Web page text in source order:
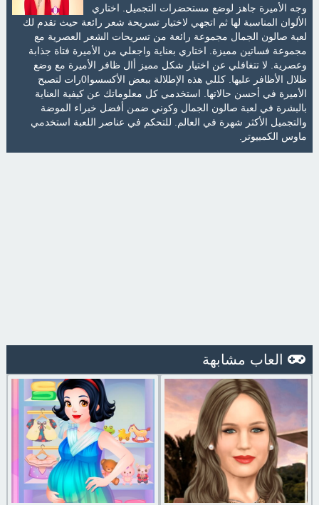
وجه الأميرة جاهز لوضع مستحضرات التجميل. اختاري
الألوان المناسبة لها ثم اتجهي لاختيار تسريحة شعر رائعة حيث تقدم لك
لعبة صالون الجمال مجموعة رائعة من تسريحات الشعر العصرية مع
مجموعة فساتين مميزة. اختاري بعناية واجعلي من الأميرة فتاة جذابة
وعصرية. لا تتغافلي عن اختيار شكل مميز أال ظافر الأميرة مع وضع
ظلال الأظافر عليها. كللي هذه الإطلالة ببعض الأكسسوا0رات لتصبح
الأميرة في أحسن حالاتها. استخدمي كل معلوماتك عن كيفية العناية
بالبشرة في لعبة صالون الجمال وكوني ضمن أفضل خبراء الموضة
والتجميل الأكثر شهرة في العالم. للتحكم في عناصر اللعبة استخدمي
ماوس الكمبيوتر.
العاب مشابهة